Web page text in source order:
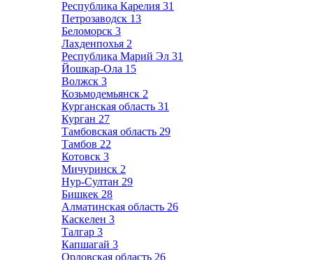
Республика Карелия 31
Петрозаводск 13
Беломорск 3
Лахденпохья 2
Республика Марий Эл 31
Йошкар-Ола 15
Волжск 3
Козьмодемьянск 2
Курганская область 31
Курган 27
Тамбовская область 29
Тамбов 22
Котовск 3
Мичуринск 2
Нур-Султан 29
Бишкек 28
Алматинская область 26
Каскелен 3
Талгар 3
Капшагай 3
Орловская область 26